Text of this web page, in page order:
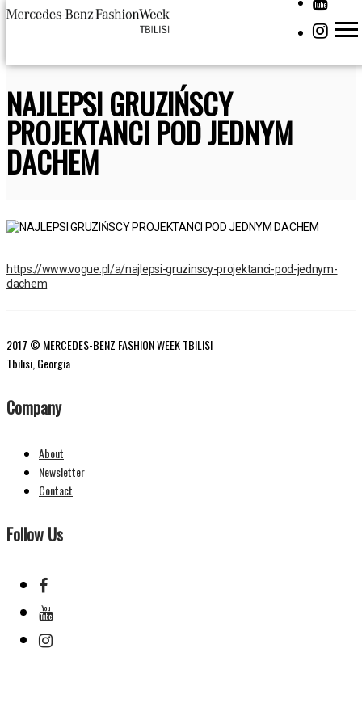
NAJLEPSI GRUZIŃSCY
PROJEKTANCI POD JEDNYM
DACHEM
https://www.vogue.pl/a/najlepsi-gruzinscy-projektanci-pod-jednym-
dachem
2017 © MERCEDES-BENZ FASHION WEEK TBILISI
Tbilisi, Georgia
Company
About
Newsletter
Contact
Follow Us